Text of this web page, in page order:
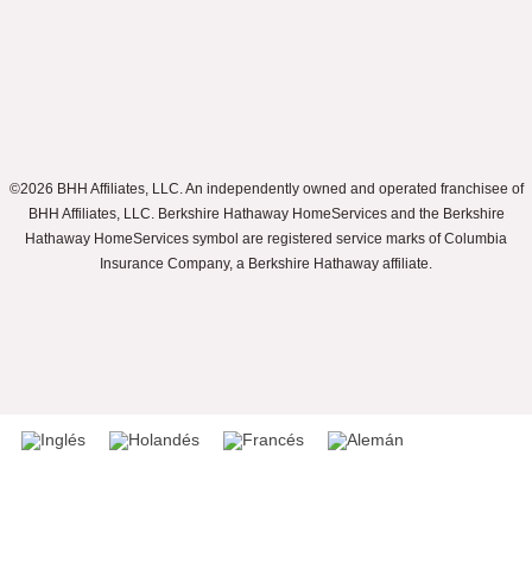
©2026 BHH Affiliates, LLC. An independently owned and operated franchisee of
BHH Affiliates, LLC. Berkshire Hathaway HomeServices and the Berkshire
Hathaway HomeServices symbol are registered service marks of Columbia
Insurance Company, a Berkshire Hathaway affiliate.